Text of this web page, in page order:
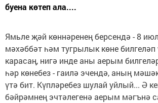
буена көтеп ала....
Ямьле җәй көннәренең берсендә - 8
мәхәббәт һәм тугрылык көне билгеләп
карасаң, нигә инде аны аерым
һәр көнебез - гаилә эчендә, аның
үтә бит. Күпләребез шулай уйлый... Ә
бәйрәмнең эчтәлегенә аерым мәгънә